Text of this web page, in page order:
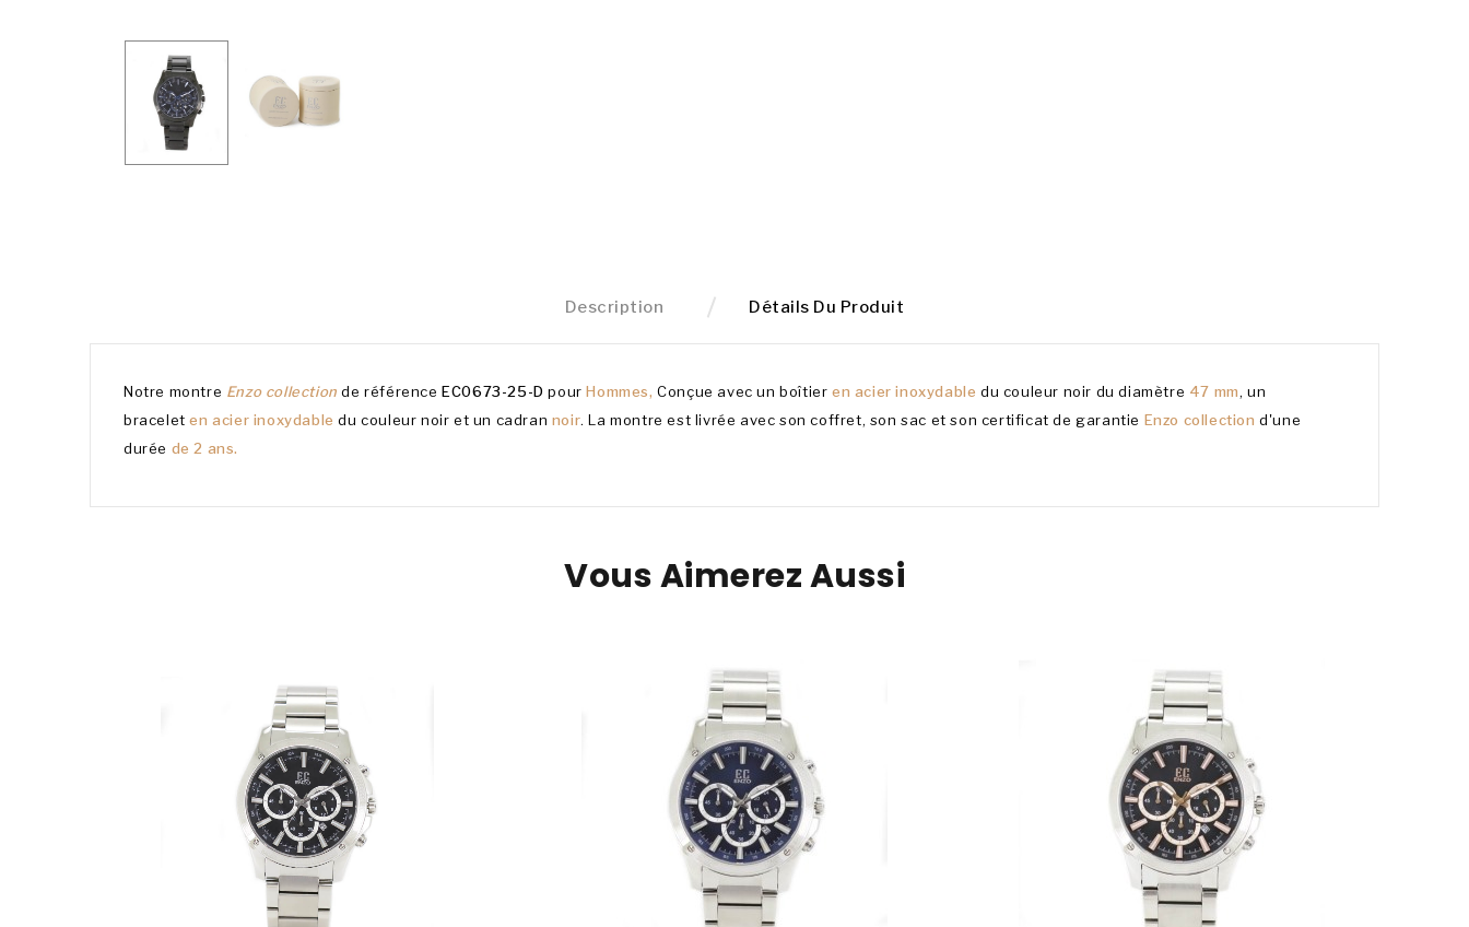
Description Détails Du Produit
Notre montre Enzo collection de référenceEC0673-25-D pourHommes,Conçue avec un boîtieren acier inoxydabledu couleur noir du diamètre 47 mm, un
braceleten acier inoxydabledu couleur noir et un cadran noir. La montre est livrée avec son coffret, son sac et son certificat de garantie Enzo collectiond'une
durée de 2 ans.
Vous Aimerez Aussi